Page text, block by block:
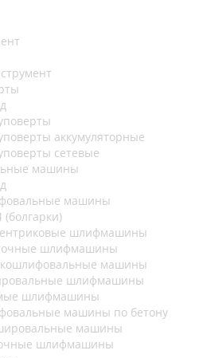
аккумуляторные
сетевые
машины
машины
шлифмашины
шлифмашины
машины
шлифмашины
шлифмашины
машины по бетону
машины
шлифмашины